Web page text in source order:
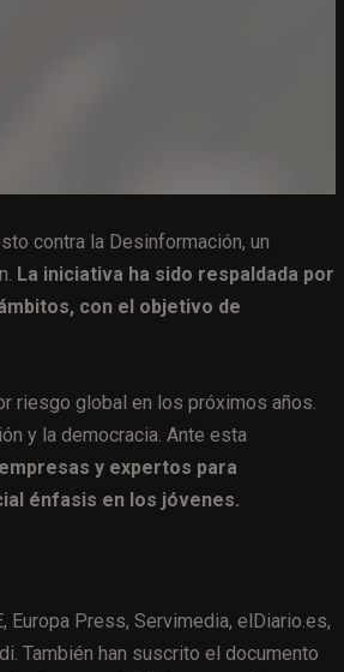
contra la Desinformación, un
La iniciativa ha sido respaldada por
con el objetivo de
riesgo global en los próximos años.
y la democracia. Ante esta
y expertos para
énfasis en los jóvenes.
Press, Servimedia, elDiario.es,
También han suscrito el documento